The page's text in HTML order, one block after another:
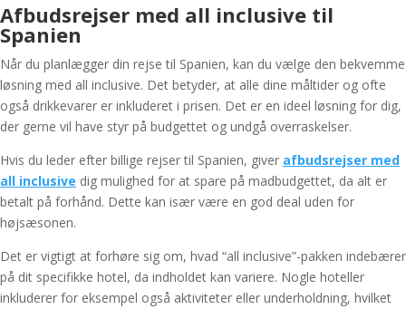
Afbudsrejser med all inclusive til
Spanien
Når du planlægger din rejse til Spanien, kan du vælge den bekvemme
løsning med all inclusive. Det betyder, at alle dine måltider og ofte
også drikkevarer er inkluderet i prisen. Det er en ideel løsning for dig,
der gerne vil have styr på budgettet og undgå overraskelser.
Hvis du leder efter billige rejser til Spanien, giver afbudsrejser med
all inclusive dig mulighed for at spare på madbudgettet, da alt er
betalt på forhånd. Dette kan især være en god deal uden for
højsæsonen.
Det er vigtigt at forhøre sig om, hvad “all inclusive”-pakken indebærer
på dit specifikke hotel, da indholdet kan variere. Nogle hoteller
inkluderer for eksempel også aktiviteter eller underholdning, hvilket